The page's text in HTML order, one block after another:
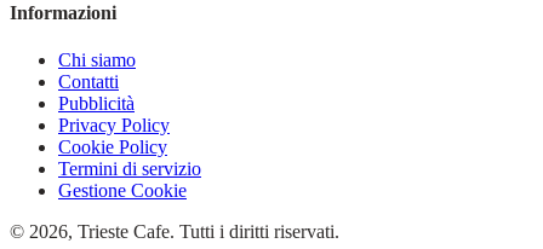
Informazioni
Chi siamo
Contatti
Pubblicità
Privacy Policy
Cookie Policy
Termini di servizio
Gestione Cookie
© 2026, Trieste Cafe. Tutti i diritti riservati.